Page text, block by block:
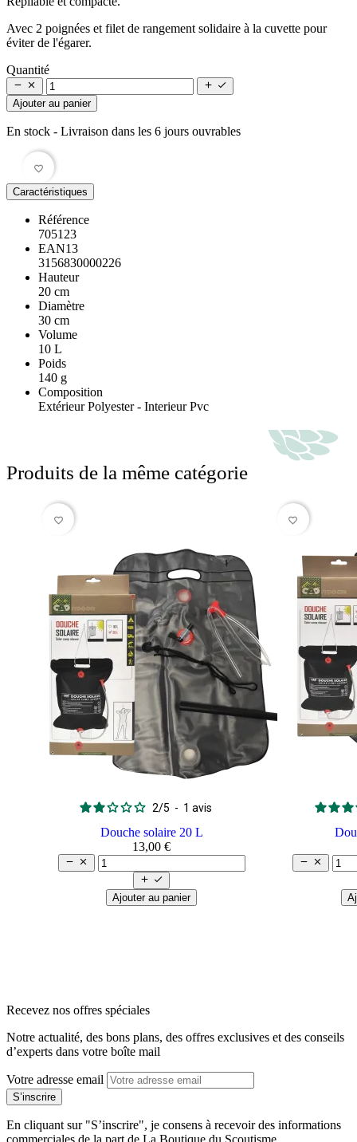
Avec 2 poignées et filet de rangement solidaire à la cuvette pour
éviter de l'égarer.
Quantité
   
Ajouter au panier
En stock - Livraison dans les 6 jours ouvrables
favorite_border
Caractéristiques
Référence
705123
EAN13
3156830000226
Hauteur
20 cm
Diamètre
30 cm
Volume
10 L
Poids
140 g
Composition
Extérieur Polyester - Interieur Pvc
Produits de la même catégorie
favorite_border
2/5 - 1avis
Douche solaire 20 L
13,00 €




Ajouter au panier
favorite_border
 
Recevez nos offres spéciales
Notre actualité, des bons plans, des offres exclusives et des conseils
d’experts dans votre boîte mail
Votre adresse email
En cliquant sur "S’inscrire", je consens à recevoir des informations